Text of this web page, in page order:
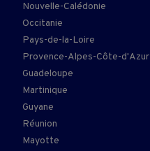
Nouvelle-Calédonie
Occitanie
Pays-de-la-Loire
Provence-Alpes-Côte-d'Azur
Guadeloupe
Martinique
Guyane
Réunion
Mayotte